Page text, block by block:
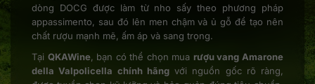
dòng DOCG được làm từ nho sấy theo phương pháp
appassimento, sau đó lên men chậm và ủ gỗ để tạo nên
chất rượu mạnh mẽ, ấm áp và sang trọng.
Tại QKAWine, bạn có thể chọn mua rượu vang Amarone
della Valpolicella chính hãngvới nguồn gốc rõ ràng,